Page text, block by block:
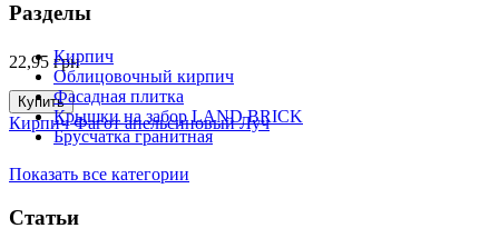
22,95 грн
Купить
Кирпич Фагот апельсиновый Луч
Разделы
Кирпич
Облицовочный кирпич
Фасадная плитка
Крышки на забор LAND BRICK
Брусчатка гранитная
Показать все категории
Статьи